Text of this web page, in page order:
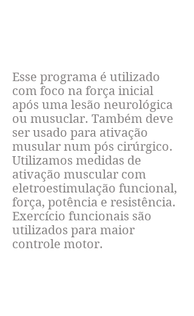
Esse programa é utilizado
com foco na força inicial
após uma lesão neurológica
ou musuclar. Também deve
ser usado para ativação
musular num pós cirúrgico.
Utilizamos medidas de
ativação muscular com
eletroestimulação funcional,
força, potência e resistência.
Exercício funcionais são
utilizados para maior
controle motor.